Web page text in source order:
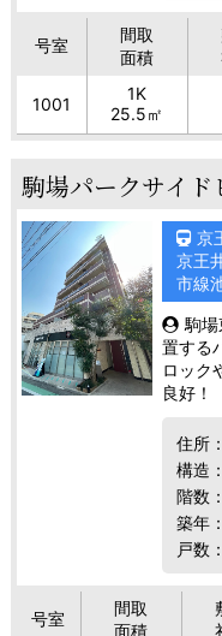
号室
間取
面積
1001
1K
25.5㎡
駒場パークサイド
京
京王
市線
駒場
置する
ロック
良好！
住所
構造
階数
築年
戸数
号室
間取
面積